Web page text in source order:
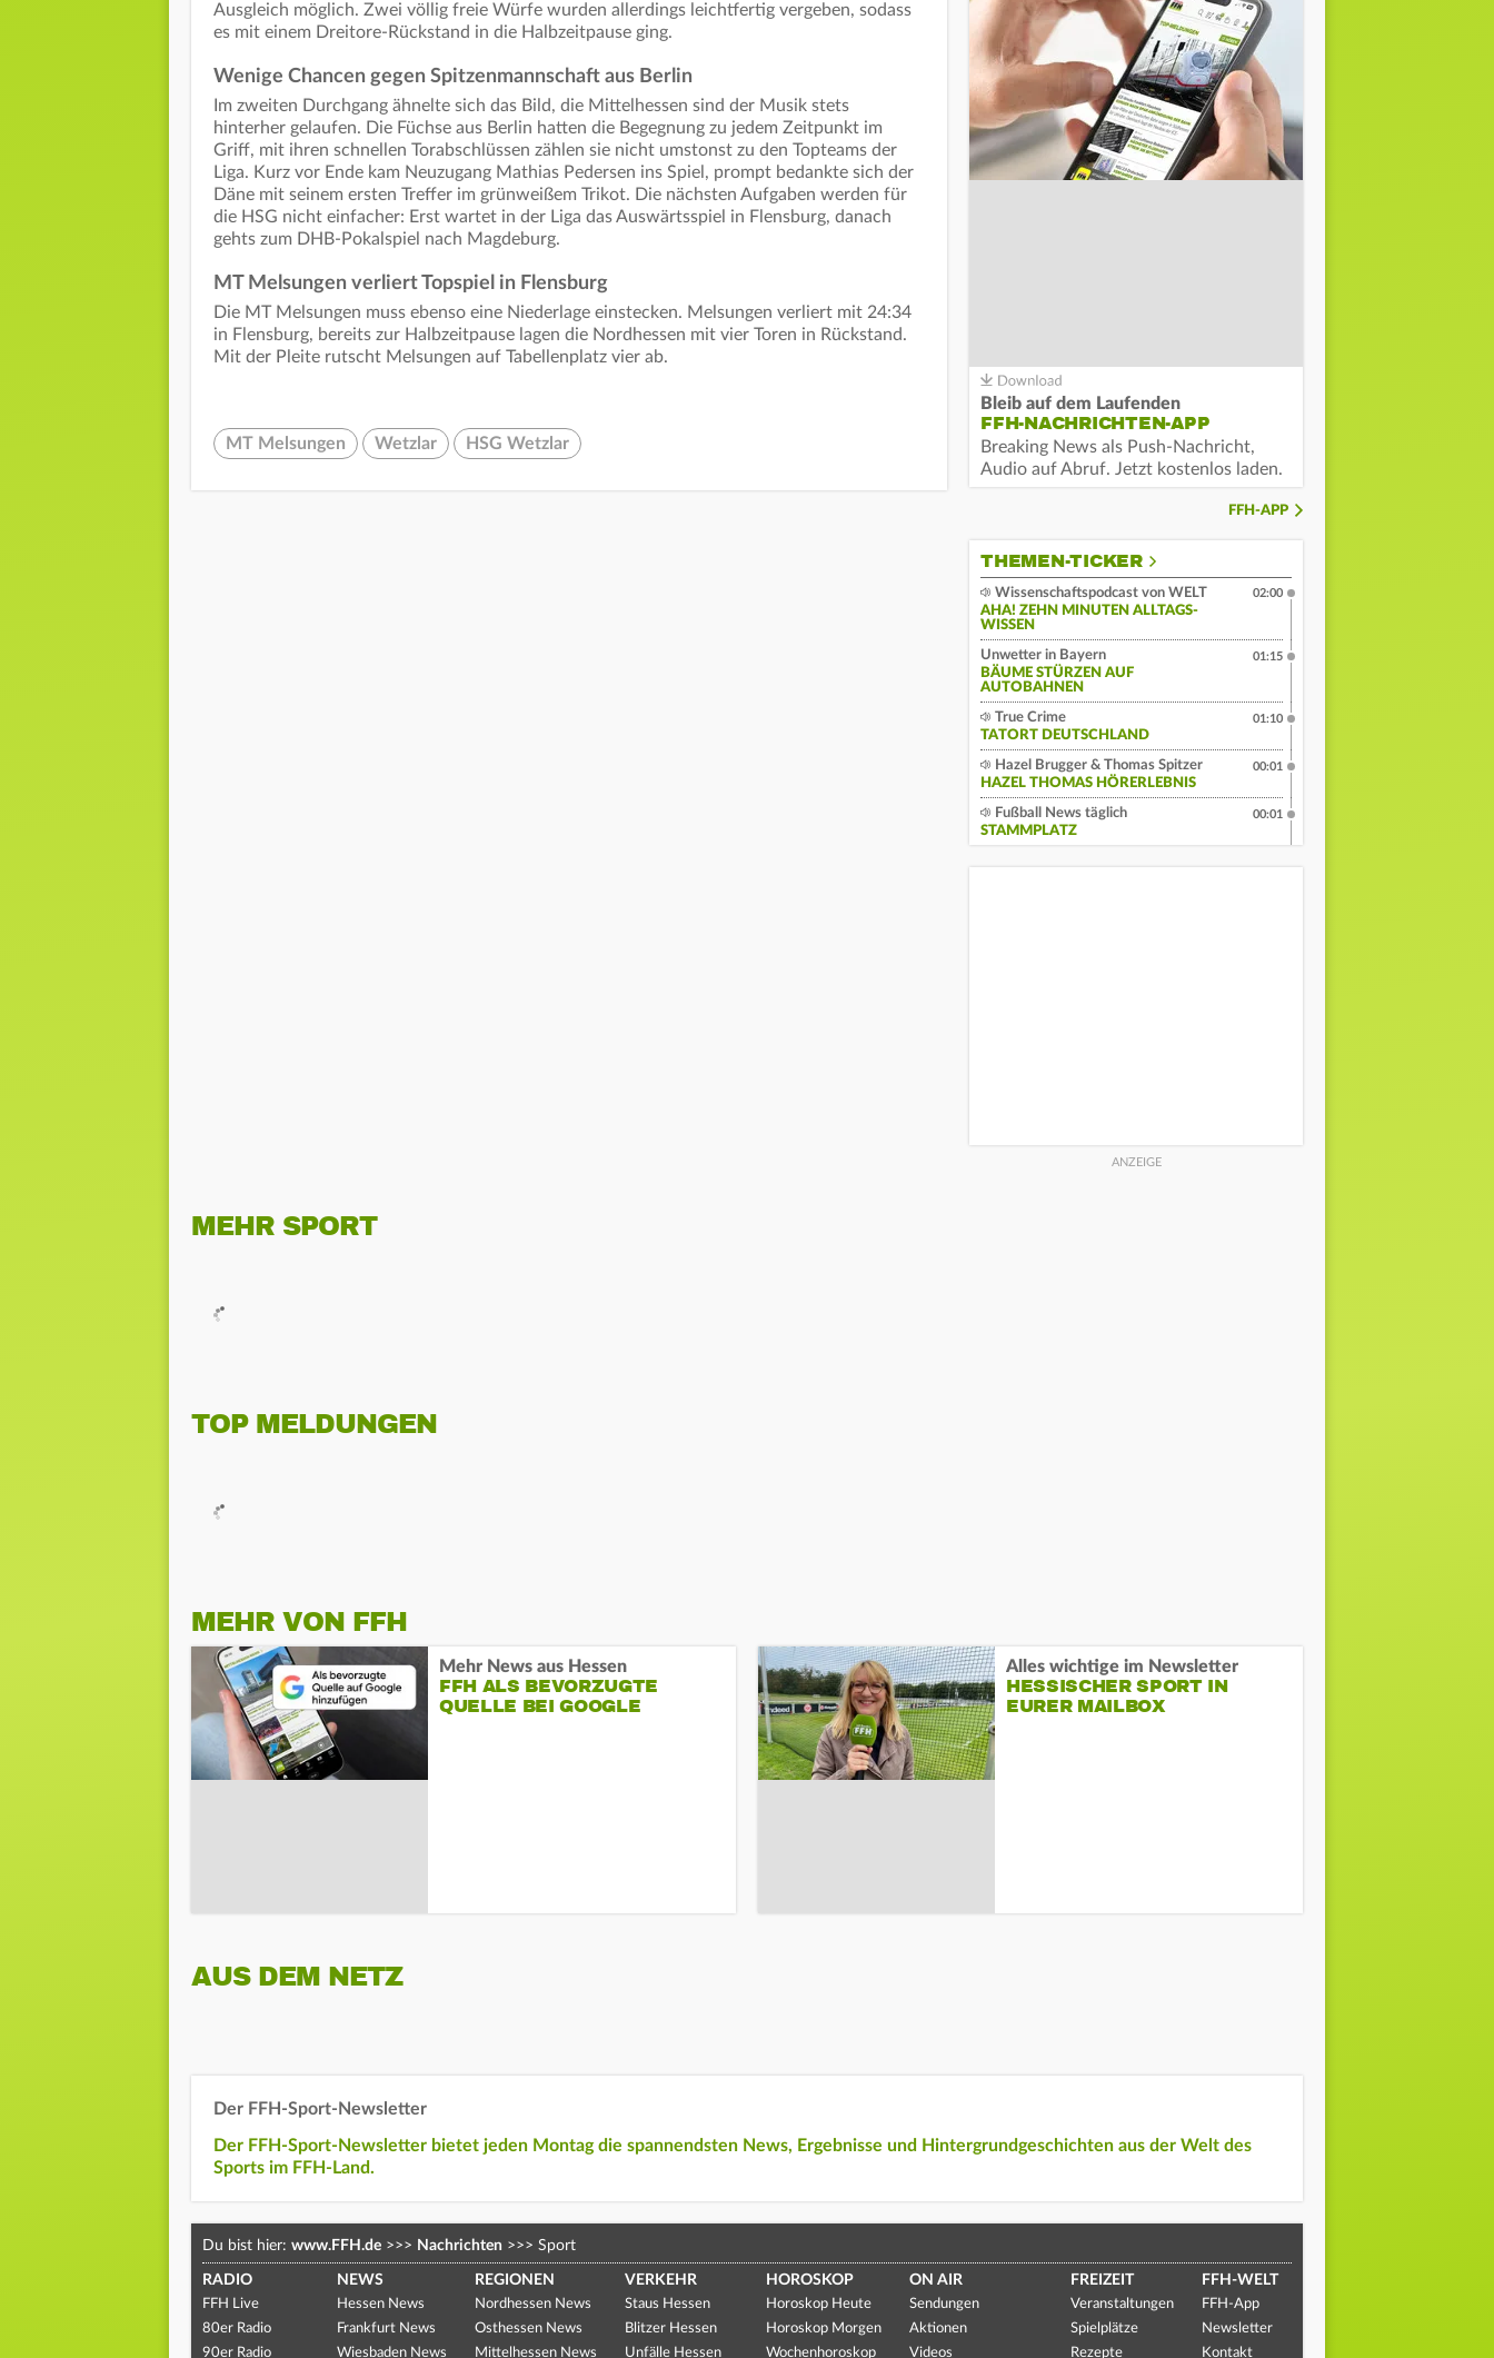
Ausgleich möglich. Zwei völlig freie Würfe wurden allerdings leichtfertig vergeben, sodass
es mit einem Dreitore-Rückstand in die Halbzeitpause ging.
Wenige Chancen gegen Spitzenmannschaft aus Berlin
Im zweiten Durchgang ähnelte sich das Bild, die Mittelhessen sind der Musik stets
hinterher gelaufen. Die Füchse aus Berlin hatten die Begegnung zu jedem Zeitpunkt im
Griff, mit ihren schnellen Torabschlüssen zählen sie nicht umstonst zu den Topteams der
Liga. Kurz vor Ende kam Neuzugang Mathias Pedersen ins Spiel, prompt bedankte sich der
Däne mit seinem ersten Treffer im grünweißem Trikot. Die nächsten Aufgaben werden für
die HSG nicht einfacher: Erst wartet in der Liga das Auswärtsspiel in Flensburg, danach
gehts zum DHB-Pokalspiel nach Magdeburg.
MT Melsungen verliert Topspiel in Flensburg
Die MT Melsungen muss ebenso eine Niederlage einstecken. Melsungen verliert mit 24:34
in Flensburg, bereits zur Halbzeitpause lagen die Nordhessen mit vier Toren in Rückstand.
Mit der Pleite rutscht Melsungen auf Tabellenplatz vier ab.
MT Melsungen Wetzlar HSG Wetzlar
Bleib auf dem Laufenden
FFH-NACHRICHTEN-APP
Breaking News als Push-Nachricht,
Audio auf Abruf. Jetzt kostenlos laden.
FFH-APP
THEMEN-TICKER
Wissenschaftspodcast von WELT
AHA! ZEHN MINUTEN ALLTAGS-
WISSEN
02:00
Unwetter in Bayern
BÄUME STÜRZEN AUF
AUTOBAHNEN
01:15
True Crime
TATORT DEUTSCHLAND
01:10
Hazel Brugger & Thomas Spitzer
HAZEL THOMAS HÖRERLEBNIS
00:01
Fußball News täglich
STAMMPLATZ
00:01
MEHR SPORT
TOP MELDUNGEN
MEHR VON FFH
Mehr News aus Hessen
FFH ALS BEVORZUGTE
QUELLE BEI GOOGLE
Alles wichtige im Newsletter
HESSISCHER SPORT IN
EURER MAILBOX
AUS DEM NETZ
Der FFH-Sport-Newsletter
Der FFH-Sport-Newsletter bietet jeden Montag die spannendsten News, Ergebnisse und Hintergrundgeschichten aus der Welt des
Sports im FFH-Land.
Du bist hier: www.FFH.de >>> Nachrichten >>> Sport
RADIO
FFH Live
80er Radio
90er Radio
NEWS
Hessen News
Frankfurt News
Wiesbaden News
REGIONEN
Nordhessen News
Osthessen News
Mittelhessen News
VERKEHR
Staus Hessen
Blitzer Hessen
Unfälle Hessen
HOROSKOP
Horoskop Heute
Horoskop Morgen
Wochenhoroskop
ON AIR
Sendungen
Aktionen
Videos
FREIZEIT
Veranstaltungen
Spielplätze
Rezepte
FFH-WELT
FFH-App
Newsletter
Kontakt